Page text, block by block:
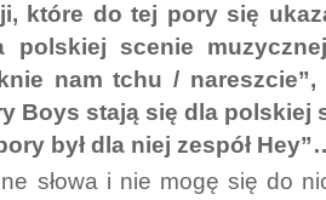
które do tej pory się
polskiej scenie
nam tchu / nareszcie”,
Boys stają się dla polskiej
był dla niej zespół
słowa i nie mogę się do